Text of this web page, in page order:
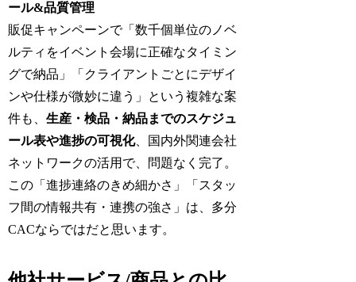
ール&品質管理
販促キャンペーンで「数千個単位のノベ
ルティをイベント会場に正確なタイミン
グで納品」「クライアントごとにデザイ
ンや仕様が微妙に違う」という複雑な案
件も、生産・検品・納品までのスケジュ
ール表や進捗の可視化、国内外関連会社
ネットワークの活用で、問題なく完了。
この「進捗連絡のきめ細かさ」「スタッ
フ間の情報共有・連携の強さ」は、多分
CACならではだと思います。